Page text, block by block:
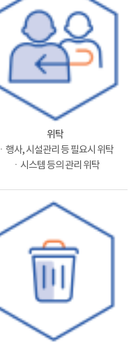
위탁
ㆍ행사, 시설관리 등 필요시 위탁
ㆍ시스템 등의 관리 위탁